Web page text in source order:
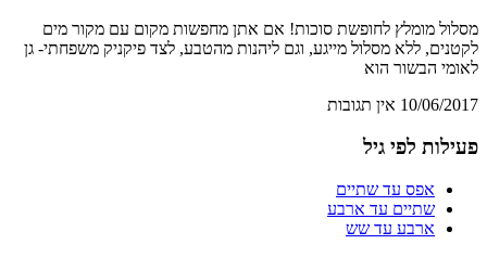
מסלול מומלץ לחופשת סוכות! אם אתן מחפשות מקום עם מקור מים
לקטנים, ללא מסלול מייגע, וגם ליהנות מהטבע, לצד פיקניק משפחתי- גן
לאומי הבשור הוא
10/06/2017 אין תגובות
פעילות לפי גיל
אפס עד שתיים
שתיים עד ארבע
ארבע עד שש